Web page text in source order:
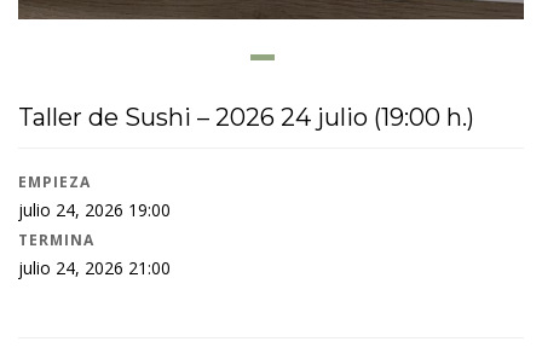
Taller de Sushi – 2026 24 julio (19:00 h.)
EMPIEZA
julio 24, 2026 19:00
TERMINA
julio 24, 2026 21:00